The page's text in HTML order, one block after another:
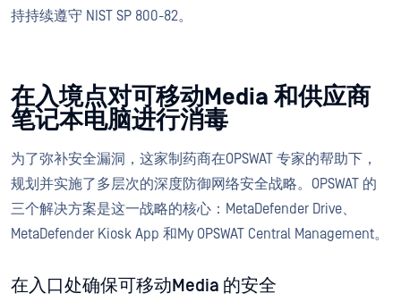
持持续遵守 NIST SP 800-82。
在入境点对可移动Media 和供应商
笔记本电脑进行消毒
为了弥补安全漏洞，这家制药商在OPSWAT 专家的帮助下，
规划并实施了多层次的深度防御网络安全战略。OPSWAT 的
三个解决方案是这一战略的核心：MetaDefender Drive、
MetaDefender Kiosk App 和My OPSWAT Central Management。
在入口处确保可移动Media 的安全